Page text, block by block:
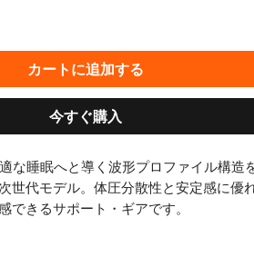
カートに追加する
今すぐ購入
な睡眠へと導く波形プロファイル構造
世代モデル。体圧分散性と安定感に優
できるサポート・ギアです。